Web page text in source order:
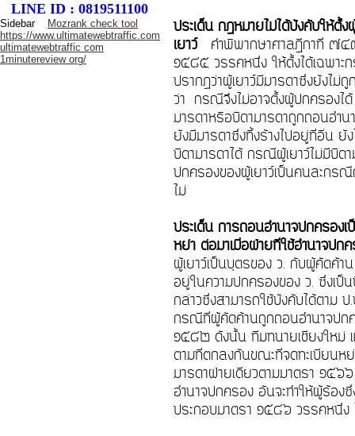
LINE ID : 0819511100
Sidebar
Mozrank check tool
https://www.ultimatewebtraffic.com
ultimatewebtraffic com
1minutereview org/
ประเด็น กฎหมายไม่ได้บังคับให้ตั้
เยาว์คำพิพากษาศาลฎีกาที่ ๗๔๙
๑๕๘๕ วรรคหนึ่ง ให้ตั้งได้เฉพาะ
ปรากฏว่าผู้เยาว์มีมารดาซึ่งยังไม่
ว่า กรณีจึงไม่อาจตั้งผู้ปกครองได้
มารดาหรือบิดามารดาถูกถอนอำน
ยังมีมารดาซึ่งทิ้งร้างไปอยู่ที่อื่น ยั
บิดามารดาได้ กรณีผู้เยาว์ไม่มีบิด
ปกครองของผู้เยาว์เป็นคนละกร
ไม่
ประเด็น การถอนอำนาจปกครอง
หย่า ต่อมาเมื่อฝ่ายที่ใช้อำนาจป
ผู้เยาว์เป็นบุตรของ ว. กับผู้คัดค้า
อยู่ในความปกครองของ ว. ซึ่งเ
กล่าวซึ่งสามารถใช้บังคับได้ตาม
กรณีที่ผู้คัดค้านถูกถอนอำนาจปกค
๑๕๘๒ ดังนั้น ทีมทนายเชียงใหม่
ตามที่ตกลงกันขณะที่จดทะเบียนห
มารดาฝ่ายเดียวตามมาตรา ๑๕๖
อำนาจปกครอง อันจะทำให้ผู้ร้อ
ประกอบมาตรา ๑๕๘๖ วรรคหนึ่